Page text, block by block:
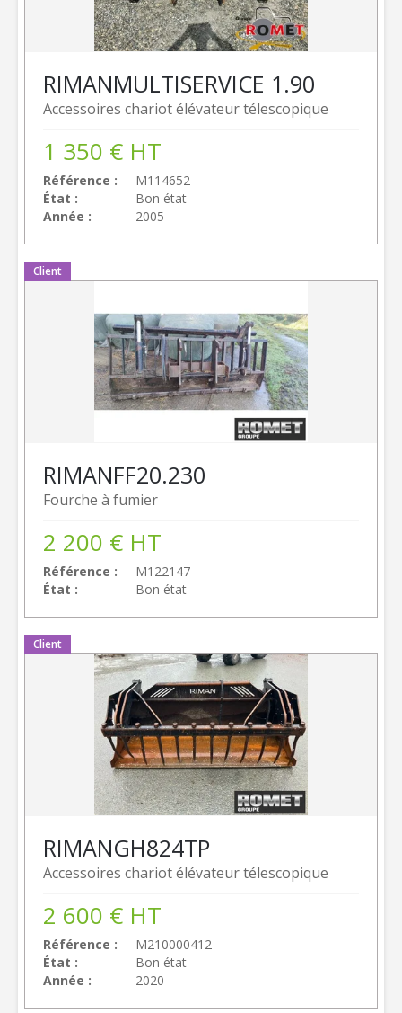
Accessoires chariot élévateur télescopique
RIMANMULTISERVICE 1.90
Référence
M114652
État
Bon état
Année
2005
1 350 € HT
Client
Fourche à fumier
RIMANFF20.230
Référence
M122147
État
Bon état
2 200 € HT
Client
Accessoires chariot élévateur télescopique
RIMANGH824TP
Référence
M210000412
État
Bon état
Année
2020
2 600 € HT